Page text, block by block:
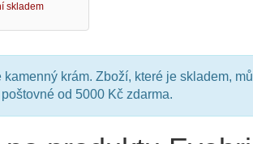
skladem
kamenný krám. Zboží, které je skladem,
od 5000 Kč zdarma.